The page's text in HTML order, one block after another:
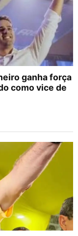
ganha força
como vice de